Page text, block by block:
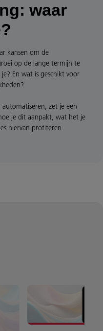
waar
kansen om de
op de lange termijn te
En wat is geschikt voor
zet je een
je dit aanpakt, wat het je
hiervan profiteren.